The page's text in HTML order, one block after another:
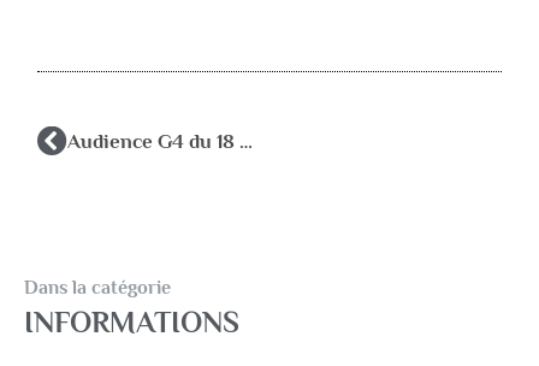
Audience G4 du 18 MARS 2026 auprès du DGRH
Dans la catégorie
INFORMATIONS